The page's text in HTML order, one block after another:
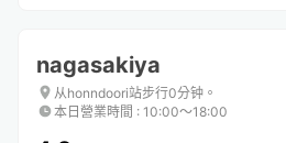
nagasakiya
从honndoori站步行0分钟。
本日營業時間 : 10:00〜18:00